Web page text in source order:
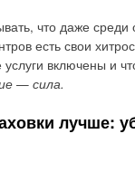
что даже
есть свои
услуги включены и
— сила.
лучше: